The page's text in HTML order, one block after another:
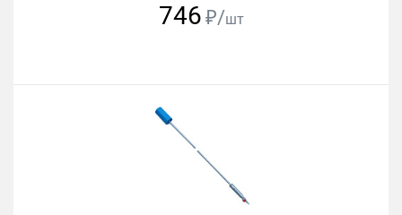
746 ₽/шт